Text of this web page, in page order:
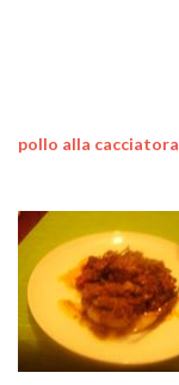
pollo alla cacciatora